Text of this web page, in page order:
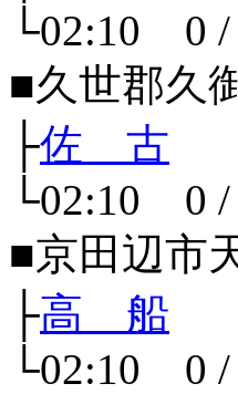
└02:10 0
■久世郡久
├佐 古
└02:10 0
■京田辺市
├高 船
└02:10 0